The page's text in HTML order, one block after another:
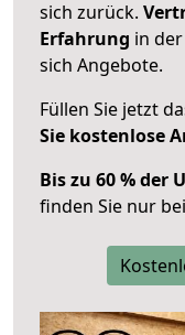
sich zurück.
Erfahrung in
sich Angebote.
Füllen Sie jetzt
Sie kostenlose
Bis zu 60 % der
finden Sie nur